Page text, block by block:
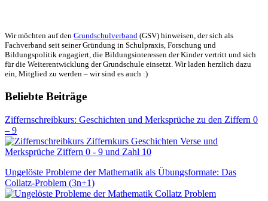
Wir möchten auf den Grundschulverband (GSV) hinweisen, der sich als
Fachverband seit seiner Gründung in Schulpraxis, Forschung und
Bildungspolitik engagiert, die Bildungsinteressen der Kinder vertritt und sich
für die Weiterentwicklung der Grundschule einsetzt. Wir laden herzlich dazu
ein, Mitglied zu werden – wir sind es auch :)
Beliebte Beiträge
Ziffernschreibkurs: Geschichten und Merksprüche zu den Ziffern 0
– 9
Ungelöste Probleme der Mathematik als Übungsformate: Das
Collatz-Problem (3n+1)